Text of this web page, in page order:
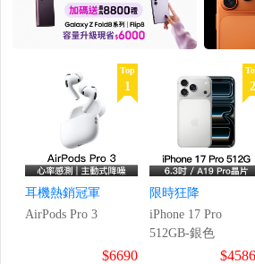
Top
1
耳機熱銷冠軍
AirPods Pro 3
$6690
2
限時狂降
iPhone 17 Pro
512GB-銀色